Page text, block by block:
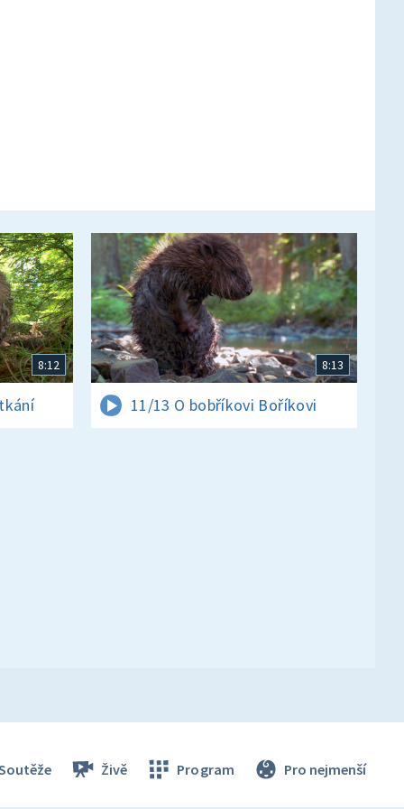
8:12 8:13
11/13 O bobříkovi Boříkovi
Živě Program Pro nejmenší